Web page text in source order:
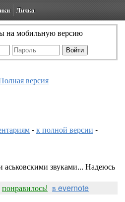
Личка
на мобильную версию
версия
-к полной версии -
аськовскими звуками... Надеюсь
понравилось! в evernote